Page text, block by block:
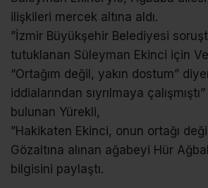
ilişkileri mercek altına aldı.
”İzmir Büyükşehir Belediyesi
tutuklanan Süleyman Ekinci için
“Ortağım değil, yakın dostum”
iddialarından sıyrılmaya
bulunan Yürekli,
”Hakikaten Ekinci, onun ortağı
Gözaltına alınan ağabeyi Hür
bilgisini paylaştı.